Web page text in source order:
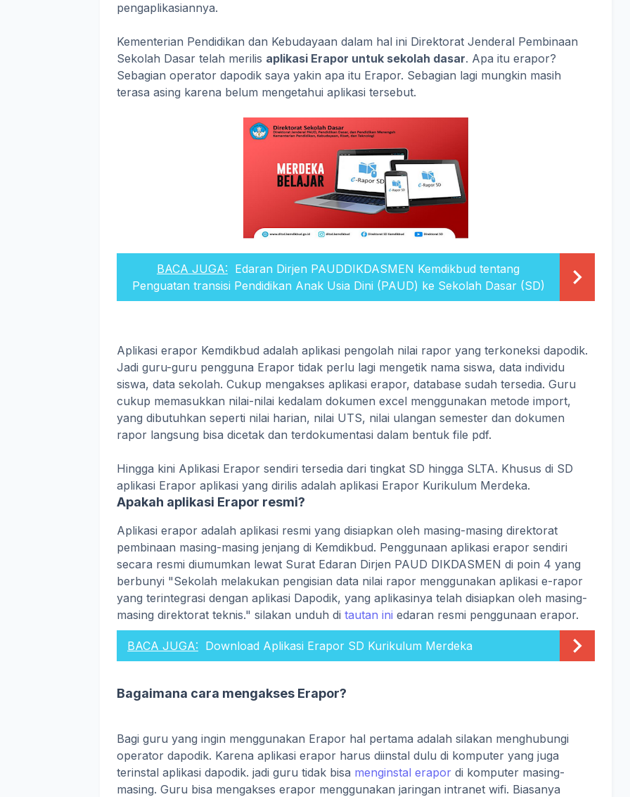
pengaplikasiannya.
Kementerian Pendidikan dan Kebudayaan dalam hal ini Direktorat Jenderal Pembinaan
Sekolah Dasar telah merilis aplikasi Erapor untuk sekolah dasar. Apa itu erapor?
Sebagian operator dapodik saya yakin apa itu Erapor. Sebagian lagi mungkin masih
terasa asing karena belum mengetahui aplikasi tersebut.
BACA JUGA: Edaran Dirjen PAUDDIKDASMEN Kemdikbud tentang
Penguatan transisi Pendidikan Anak Usia Dini (PAUD) ke Sekolah Dasar (SD)
Aplikasi erapor Kemdikbud adalah aplikasi pengolah nilai rapor yang terkoneksi dapodik.
Jadi guru-guru pengguna Erapor tidak perlu lagi mengetik nama siswa, data individu
siswa, data sekolah. Cukup mengakses aplikasi erapor, database sudah tersedia. Guru
cukup memasukkan nilai-nilai kedalam dokumen excel menggunakan metode import,
yang dibutuhkan seperti nilai harian, nilai UTS, nilai ulangan semester dan dokumen
rapor langsung bisa dicetak dan terdokumentasi dalam bentuk file pdf.
Hingga kini Aplikasi Erapor sendiri tersedia dari tingkat SD hingga SLTA. Khusus di SD
aplikasi Erapor aplikasi yang dirilis adalah aplikasi Erapor Kurikulum Merdeka.
Apakah aplikasi Erapor resmi?
Aplikasi erapor adalah aplikasi resmi yang disiapkan oleh masing-masing direktorat
pembinaan masing-masing jenjang di Kemdikbud. Penggunaan aplikasi erapor sendiri
secara resmi diumumkan lewat Surat Edaran Dirjen PAUD DIKDASMEN di poin 4 yang
berbunyi "Sekolah melakukan pengisian data nilai rapor menggunakan aplikasi e-rapor
yang terintegrasi dengan aplikasi Dapodik, yang aplikasinya telah disiapkan oleh masing-
masing direktorat teknis." silakan unduh di tautan ini edaran resmi penggunaan erapor.
BACA JUGA: Download Aplikasi Erapor SD Kurikulum Merdeka
Bagaimana cara mengakses Erapor?
Bagi guru yang ingin menggunakan Erapor hal pertama adalah silakan menghubungi
operator dapodik. Karena aplikasi erapor harus diinstal dulu di komputer yang juga
terinstal aplikasi dapodik. jadi guru tidak bisa menginstal erapor di komputer masing-
masing. Guru bisa mengakses erapor menggunakan jaringan intranet wifi. Biasanya